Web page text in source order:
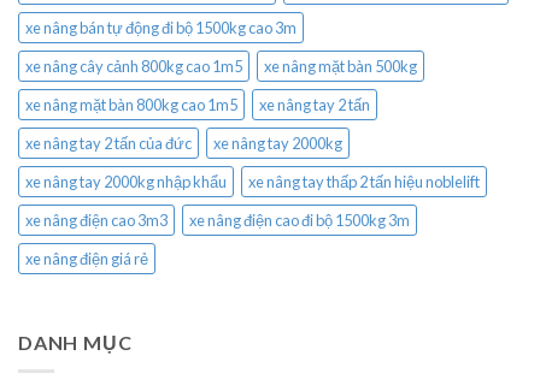
xe nâng bán tự động đi bộ 1500kg cao 3m
xe nâng cây cảnh 800kg cao 1m5
xe nâng mặt bàn 500kg
xe nâng mặt bàn 800kg cao 1m5
xe nâng tay 2 tấn
xe nâng tay 2 tấn của đức
xe nâng tay 2000kg
xe nâng tay 2000kg nhập khẩu
xe nâng tay thấp 2 tấn hiệu noblelift
xe nâng điện cao 3m3
xe nâng điện cao đi bộ 1500kg 3m
xe nâng điện giá rẻ
DANH MỤC